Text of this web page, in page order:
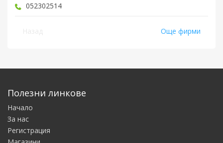
052302514
Още фирми
Полезни линкове
Начало
За нас
Регистрация